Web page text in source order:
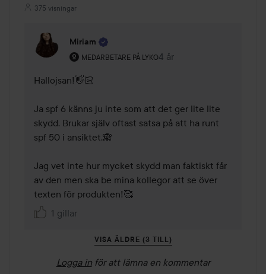
375 visningar
Miriam
MEDARBETARE PÅ LYKO
Användarens roll: Medarbetare på Lyko.
4 år
Kommentaren lades 4 år
Hallojsan!👋🏻
Ja spf 6 känns ju inte som att det ger lite lite
skydd. Brukar själv oftast satsa på att ha runt
spf 50 i ansiktet.🙈
Jag vet inte hur mycket skydd man faktiskt får
av den men ska be mina kollegor att se över
texten för produkten!🥰
1 gillar
VISA ÄLDRE (3 TILL)
Logga in för att lämna en kommentar